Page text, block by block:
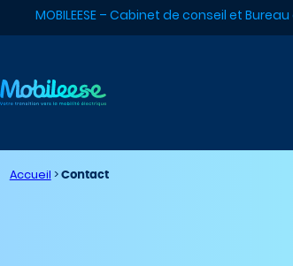
au
MOBILEESE – Cabinet de conseil et
Accueil > Contact